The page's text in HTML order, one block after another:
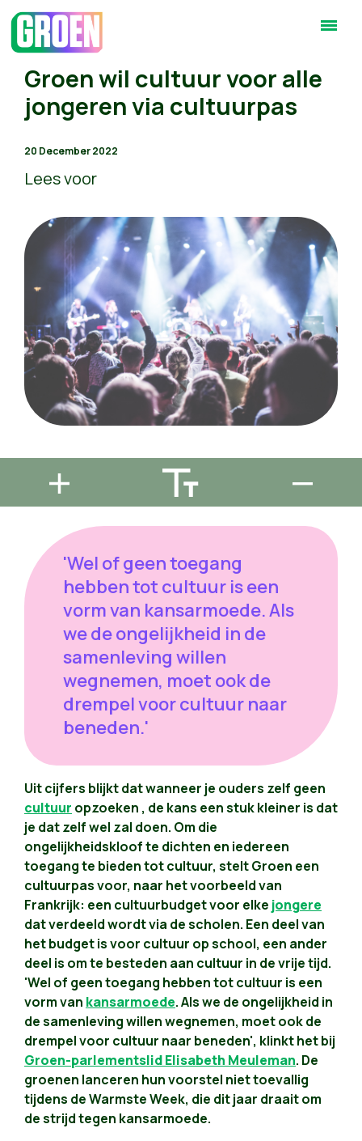
Groen wil cultuur voor alle
jongeren via cultuurpas
20 December 2022
Lees voor
'Wel of geen toegang
hebben tot cultuur is een
vorm van kansarmoede. Als
we de ongelijkheid in de
samenleving willen
wegnemen, moet ook de
drempel voor cultuur naar
beneden.'
Uit cijfers blijkt dat wanneer je ouders zelf geen
cultuur opzoeken , de kans een stuk kleiner is dat
je dat zelf wel zal doen. Om die
ongelijkheidskloof te dichten en iedereen
toegang te bieden tot cultuur, stelt Groen een
cultuurpas voor, naar het voorbeeld van
Frankrijk: een cultuurbudget voor elke jongere
dat verdeeld wordt via de scholen. Een deel van
het budget is voor cultuur op school, een ander
deel is om te besteden aan cultuur in de vrije tijd.
'Wel of geen toegang hebben tot cultuur is een
vorm van kansarmoede. Als we de ongelijkheid in
de samenleving willen wegnemen, moet ook de
drempel voor cultuur naar beneden', klinkt het bij
Groen-parlementslid Elisabeth Meuleman. De
groenen lanceren hun voorstel niet toevallig
tijdens de Warmste Week, die dit jaar draait om
de strijd tegen kansarmoede.